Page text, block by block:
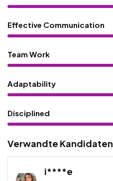
Effective Communication
Team Work
Adaptability
Disciplined
Verwandte Kandidaten
i****e